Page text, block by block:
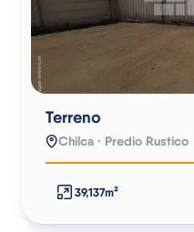
Terreno
Chilca · Predio Rustico
39,137m²